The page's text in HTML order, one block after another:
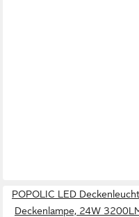
POPOLIC LED
Deckenlampe, 24W